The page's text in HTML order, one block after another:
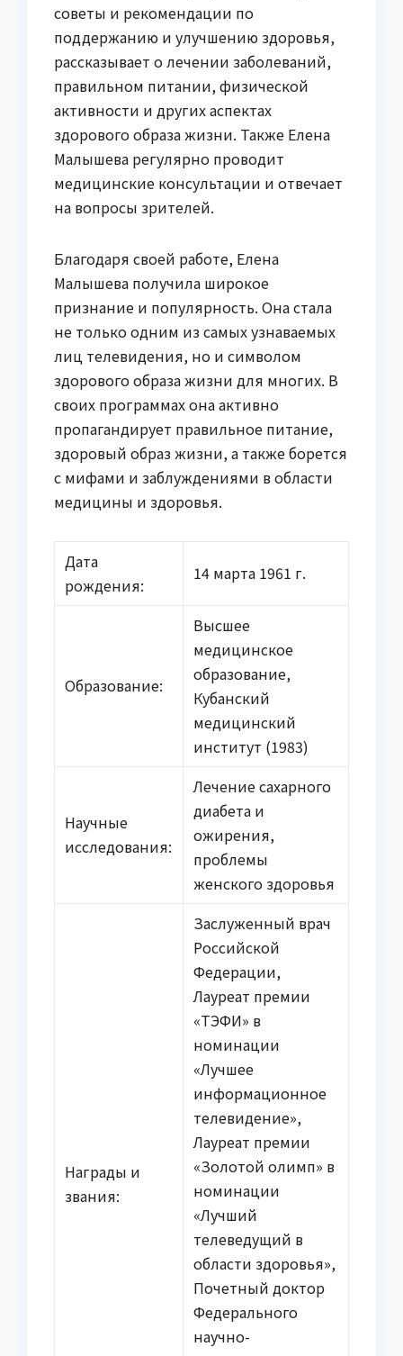
советы и рекомендации по
поддержанию и улучшению здоровья,
рассказывает о лечении заболеваний,
правильном питании, физической
активности и других аспектах
здорового образа жизни. Также Елена
Малышева регулярно проводит
медицинские консультации и отвечает
на вопросы зрителей.
Благодаря своей работе, Елена
Малышева получила широкое
признание и популярность. Она стала
не только одним из самых узнаваемых
лиц телевидения, но и символом
здорового образа жизни для многих. В
своих программах она активно
пропагандирует правильное питание,
здоровый образ жизни, а также борется
с мифами и заблуждениями в области
медицины и здоровья.
Дата
рождения:
14 марта 1961 г.
Образование:
Высшее
медицинское
образование,
Кубанский
медицинский
институт (1983)
Научные
исследования:
Лечение сахарного
диабета и
ожирения,
проблемы
женского здоровья
Награды и
звания:
Заслуженный врач
Российской
Федерации,
Лауреат премии
«ТЭФИ» в
номинации
«Лучшее
информационное
телевидение»,
Лауреат премии
«Золотой олимп» в
номинации
«Лучший
телеведущий в
области здоровья»,
Почетный доктор
Федерального
научно-